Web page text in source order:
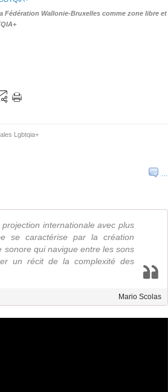
Wallonie-Bruxelles comme zone libre et
Lgbtqia+
…
internationale avec plus
se caractérise par la création
qui navigue entre les sons
un récit de la complexité des
Mario Scolas